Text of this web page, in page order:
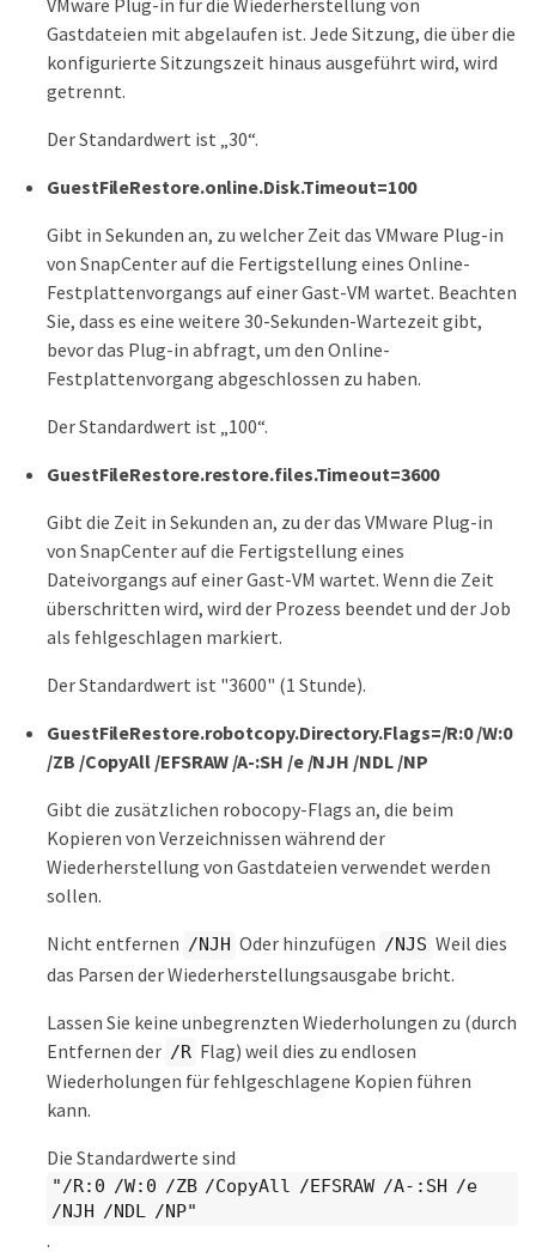
VMware Plug-in für die Wiederherstellung von
Gastdateien mit abgelaufen ist. Jede Sitzung, die über die
konfigurierte Sitzungszeit hinaus ausgeführt wird, wird
getrennt.
Der Standardwert ist „30“.
GuestFileRestore.online.Disk.Timeout=100
Gibt in Sekunden an, zu welcher Zeit das VMware Plug-in
von SnapCenter auf die Fertigstellung eines Online-
Festplattenvorgangs auf einer Gast-VM wartet. Beachten
Sie, dass es eine weitere 30-Sekunden-Wartezeit gibt,
bevor das Plug-in abfragt, um den Online-
Festplattenvorgang abgeschlossen zu haben.
Der Standardwert ist „100“.
GuestFileRestore.restore.files.Timeout=3600
Gibt die Zeit in Sekunden an, zu der das VMware Plug-in
von SnapCenter auf die Fertigstellung eines
Dateivorgangs auf einer Gast-VM wartet. Wenn die Zeit
überschritten wird, wird der Prozess beendet und der Job
als fehlgeschlagen markiert.
Der Standardwert ist "3600" (1 Stunde).
GuestFileRestore.robotcopy.Directory.Flags=/R:0 /W:0
/ZB /CopyAll /EFSRAW /A-:SH /e /NJH /NDL /NP
Gibt die zusätzlichen robocopy-Flags an, die beim
Kopieren von Verzeichnissen während der
Wiederherstellung von Gastdateien verwendet werden
sollen.
Nicht entfernen /NJH Oder hinzufügen /NJS Weil dies
das Parsen der Wiederherstellungsausgabe bricht.
Lassen Sie keine unbegrenzten Wiederholungen zu (durch
Entfernen der /R Flag) weil dies zu endlosen
Wiederholungen für fehlgeschlagene Kopien führen
kann.
Die Standardwerte sind
"/R:0 /W:0 /ZB /CopyAll /EFSRAW /A-:SH /e
/NJH /NDL /NP"
.